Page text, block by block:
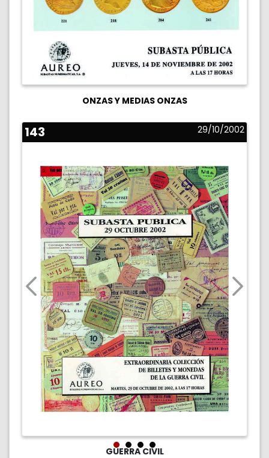
ONZAS Y MEDIAS ONZAS
143 29/10/2002
GUERRA CIVIL